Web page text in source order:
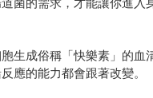
生成俗稱「快樂素」的
應的能力都會跟著改變。